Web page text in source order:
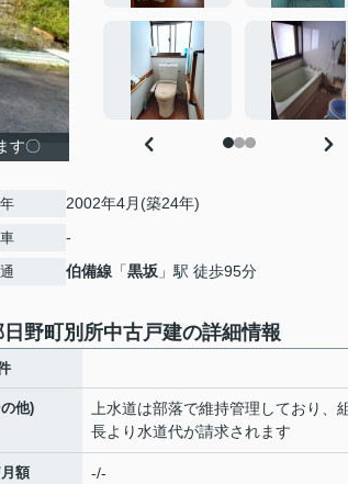
す〇
2002年4月(築24年)
-
伯備線 「黒坂 」駅 徒歩95分
日野町別所中古戸建の詳細情報
他)
上水道は部落で維持管理しており、
長より水道代が請求されます
額 -/-